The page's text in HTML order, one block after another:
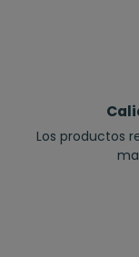
Los productos